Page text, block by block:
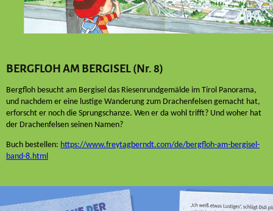
BERGFLOH AM BERGISEL (Nr. 8)
Bergfloh besucht am Bergisel das Riesenrundgemälde im Tirol Panorama,
und nachdem er eine lustige Wanderung zum Drachenfelsen gemacht hat,
erforscht er noch die Sprungschanze. Wen er da wohl trifft? Und woher hat
der Drachenfelsen seinen Namen?
Buch bestellen: https://www.freytagberndt.com/de/bergfloh-am-bergisel-
band-8.html